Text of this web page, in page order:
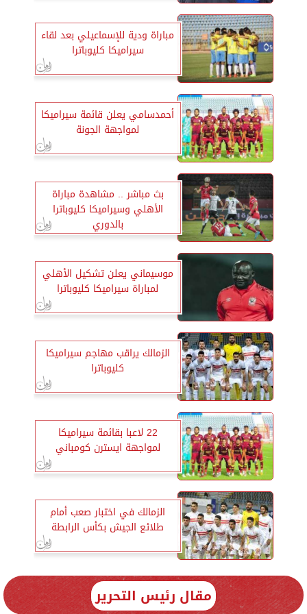
مباراة ودية للإسماعيلي بعد لقاء
سيراميكا كليوباترا
أحمدسامي يعلن قائمة سيراميكا
لمواجهة الجونة
بث مباشر .. مشاهدة مباراة
الأهلي وسيراميكا كليوباترا
بالدوري
موسيماني يعلن تشكيل الأهلي
لمباراة سيراميكا كليوباترا
الزمالك يراقب مهاجم سيراميكا
كليوباترا
22 لاعبا بقائمة سيراميكا
لمواجهة ايسترن كومباني
الزمالك في اختبار صعب أمام
طلائع الجيش بكأس الرابطة
مقال رئيس التحرير